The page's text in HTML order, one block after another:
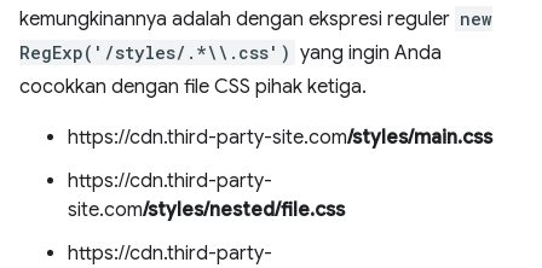
kemungkinannya adalah dengan ekspresi reguler new
RegExp('/styles/.*\\.css') yang ingin Anda
cocokkan dengan file CSS pihak ketiga.
https://cdn.third-party-site.com/styles/main.css
https://cdn.third-party-
site.com/styles/nested/file.css
https://cdn.third-party-